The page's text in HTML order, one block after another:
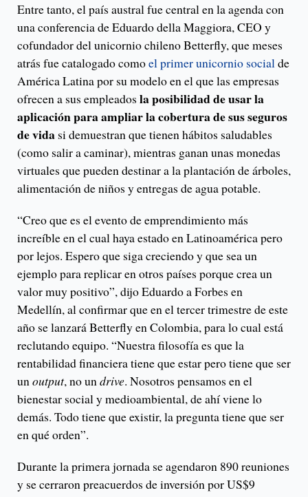
Entre tanto, el país austral fue central en la agenda con
una conferencia de Eduardo della Maggiora, CEO y
cofundador del unicornio chileno Betterfly, que meses
atrás fue catalogado comoel primer unicornio socialde
América Latina por su modelo en el que las empresas
ofrecen a sus empleados la posibilidad de usar la
aplicación para ampliar la cobertura de sus seguros
de vida si demuestran que tienen hábitos saludables
(como salir a caminar), mientras ganan unas monedas
virtuales que pueden destinar a la plantación de árboles,
alimentación de niños y entregas de agua potable.
“Creo que es el evento de emprendimiento más
increíble en el cual haya estado en Latinoamérica pero
por lejos. Espero que siga creciendo y que sea un
ejemplo para replicar en otros países porque crea un
valor muy positivo”, dijo Eduardo a Forbes en
Medellín, al confirmar que en el tercer trimestre de este
año se lanzará Betterfly en Colombia, para lo cual está
reclutando equipo. “Nuestra filosofía es que la
rentabilidad financiera tiene que estar pero tiene que ser
unoutput, no undrive. Nosotros pensamos en el
bienestar social y medioambiental, de ahí viene lo
demás. Todo tiene que existir, la pregunta tiene que ser
en qué orden”.
Durante la primera jornada se agendaron 890 reuniones
y se cerraron preacuerdos de inversión por US$9